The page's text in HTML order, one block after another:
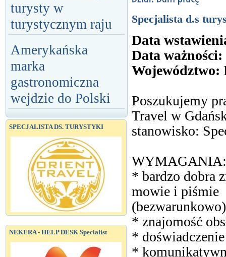
turysty w
turystycznym raju
Amerykańska
marka
gastronomiczna
wejdzie do Polski
SPECJALISTA DS. TURYSTYKI
NEKERA - HELP DESK Specialist
Specjalista d.s
Data
Data ważności:
Województwo:
Poszukujemy
Travel w
stanowisko:
WYMAGANIA:
* bardzo dobra
mowie i piśmie
* znajomość
*
*